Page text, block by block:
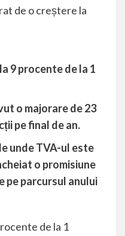
9 procente de la 1
o majorare de 23
pe final de an.
unde TVA-ul este
o promisiune
pe parcursul anului
de la 1